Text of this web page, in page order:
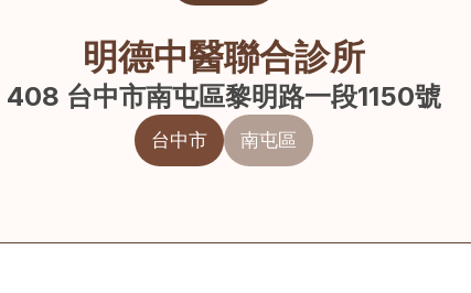
明德中醫聯合診所
408 台中市南屯區黎明路一段1150號
台中市 南屯區